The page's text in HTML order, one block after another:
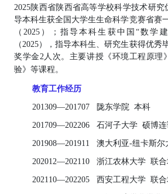
2025陕西省陕西省高等学校科学技术研究
导本科生获全国大学生生命科学竞赛省赛
（ 2025 ）；指导本科生获中国“数学
（ 2025） ，指导本科生、研究生获得优秀
奖学金 2 人次 。 主要讲授《环境工程原理
验》等课程。
教育工作经历
201309—201707 陇东学院 本科
201709—202206 石河子大学 硕博
201908—201911 澳大利亚-纽卡斯尔
202012—2021 10 浙江农林大学 联
2021 10—202205 西安工程大学 联